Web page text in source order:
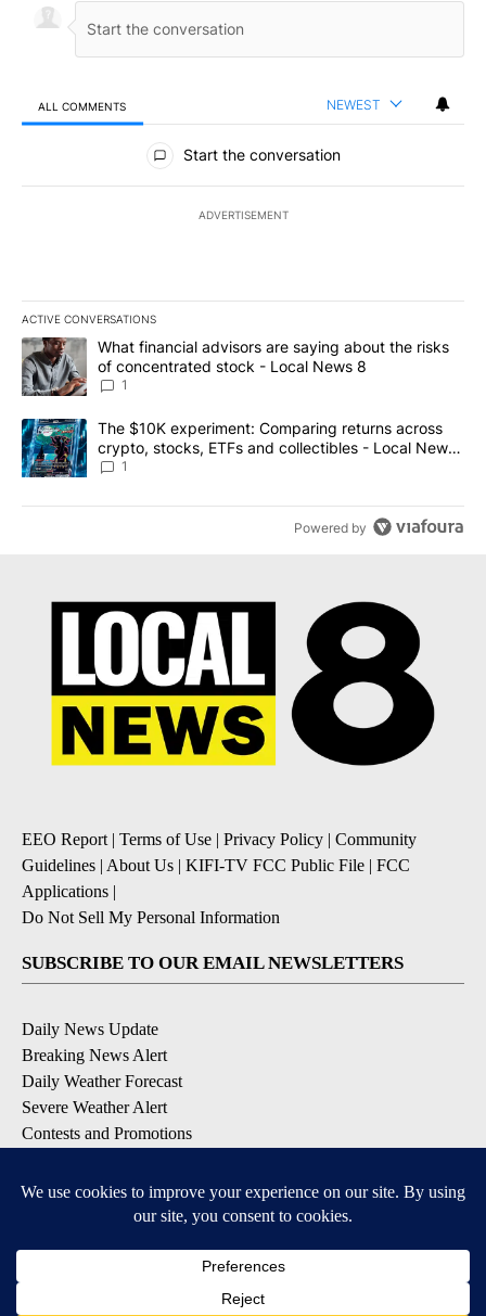
ALL COMMENTS NEWEST
All Comments
Start the conversation
ADVERTISEMENT
ACTIVE CONVERSATIONS
The following is a list of the most commented articles in the last
A trending article titled "What financial advisors are saying
What financial advisors are saying about the risks
of concentrated stock - Local News 8
1
A trending article titled "The $10K experiment: Comparing
The $10K experiment: Comparing returns across
crypto, stocks, ETFs and collectibles - Local News
8
1
Powered by
EEO Report | Terms of Use | Privacy Policy | Community
Guidelines | About Us | KIFI-TV FCC Public File | FCC
Applications |
Do Not Sell My Personal Information
SUBSCRIBE TO OUR EMAIL NEWSLETTERS
Daily News Update
Breaking News Alert
Daily Weather Forecast
Severe Weather Alert
Contests and Promotions